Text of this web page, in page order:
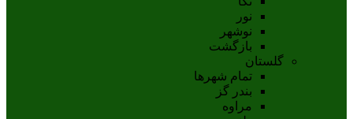
نور
نوشهر
بازگشت
گلستان
تمام شهر‌ها
بندر گز
مراوه